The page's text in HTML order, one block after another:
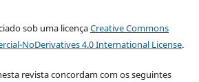
sob uma licençaCreative Commons
NoDerivatives 4.0 International License.
revista concordam com os seguintes